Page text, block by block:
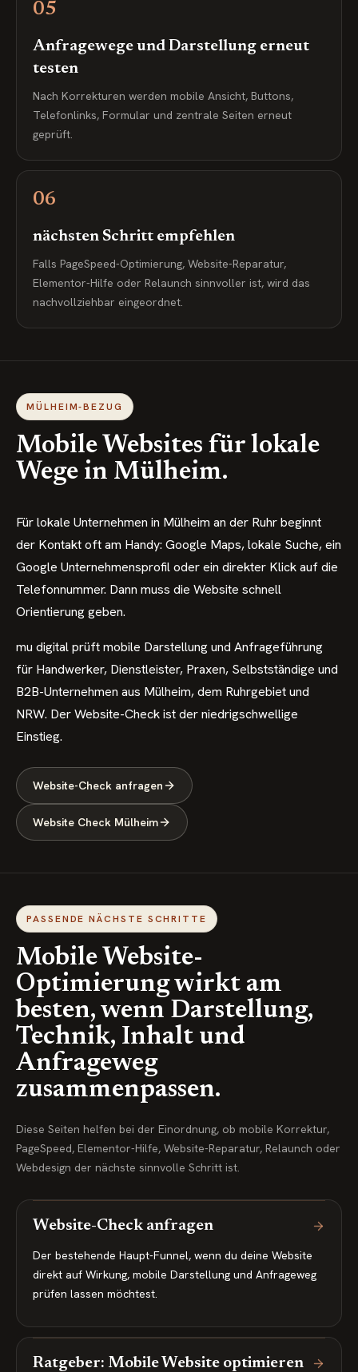
05
Anfragewege und Darstellung erneut
testen
Nach Korrekturen werden mobile Ansicht, Buttons,
Telefonlinks, Formular und zentrale Seiten erneut
geprüft.
06
nächsten Schritt empfehlen
Falls PageSpeed-Optimierung, Website-Reparatur,
Elementor-Hilfe oder Relaunch sinnvoller ist, wird das
nachvollziehbar eingeordnet.
MÜLHEIM-BEZUG
Mobile Websites für lokale
Wege in Mülheim.
Für lokale Unternehmen in Mülheim an der Ruhr beginnt
der Kontakt oft am Handy: Google Maps, lokale Suche, ein
Google Unternehmensprofil oder ein direkter Klick auf die
Telefonnummer. Dann muss die Website schnell
Orientierung geben.
mu digital prüft mobile Darstellung und Anfrageführung
für Handwerker, Dienstleister, Praxen, Selbstständige und
B2B-Unternehmen aus Mülheim, dem Ruhrgebiet und
NRW. Der Website-Check ist der niedrigschwellige
Einstieg.
Website-Check anfragen
Website Check Mülheim
PASSENDE NÄCHSTE SCHRITTE
Mobile Website-
Optimierung wirkt am
besten, wenn Darstellung,
Technik, Inhalt und
Anfrageweg
zusammenpassen.
Diese Seiten helfen bei der Einordnung, ob mobile Korrektur,
PageSpeed, Elementor-Hilfe, Website-Reparatur, Relaunch oder
Webdesign der nächste sinnvolle Schritt ist.
Website-Check anfragen
Der bestehende Haupt-Funnel, wenn du deine Website
direkt auf Wirkung, mobile Darstellung und Anfrageweg
prüfen lassen möchtest.
Ratgeber: Mobile Website optimieren